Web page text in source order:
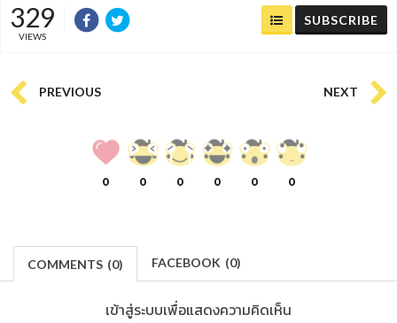
329
VIEWS
SUBSCRIBE
PREVIOUS NEXT
0 0 0 0 0 0
COMMENTS (0) FACEBOOK (0)
เข้าสู่ระบบเพื่อแสดงความคิดเห็น